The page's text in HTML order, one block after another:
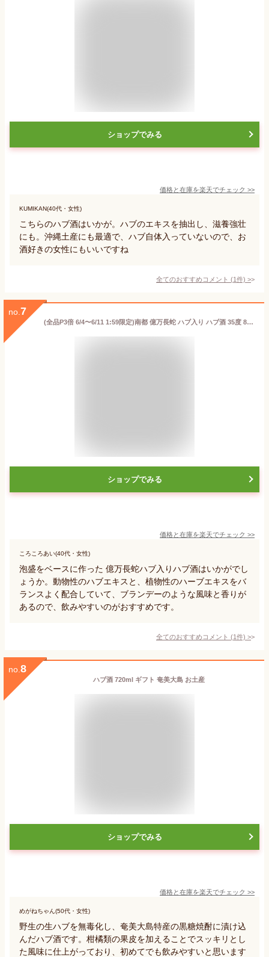
ショップでみる
価格と在庫を楽天でチェック >>
KUMIKAN(40代・女性)
こちらのハブ酒はいかが。ハブのエキスを抽出し、滋養強壮
にも。沖縄土産にも最適で、ハブ自体入っていないので、お
酒好きの女性にもいいですね
全てのおすすめコメント (1件) >
no. 7
(全品P3倍 6/4〜6/11 1:59限定)南都 億万長蛇 ハブ入り ハブ酒 35度 800ml[リキュール][800ml][長S] 贈り物 ギフト お歳暮 お中元 敬老の日 父の日 家飲み 宅飲み
ショップでみる
価格と在庫を楽天でチェック >>
ころころあい(40代・女性)
泡盛をベースに作った 億万長蛇ハブ入りハブ酒はいかがでし
ょうか。動物性のハブエキスと、植物性のハーブエキスをバ
ランスよく配合していて、ブランデーのような風味と香りが
あるので、飲みやすいのがおすすめです。
全てのおすすめコメント (1件) >
no. 8
ハブ酒 720ml ギフト 奄美大島 お土産
ショップでみる
価格と在庫を楽天でチェック >>
めがねちゃん(50代・女性)
野生の生ハブを無毒化し、奄美大島特産の黒糖焼酎に漬け込
んだハブ酒です。柑橘類の果皮を加えることでスッキリとし
た風味に仕上がっており、初めてでも飲みやすいと思います